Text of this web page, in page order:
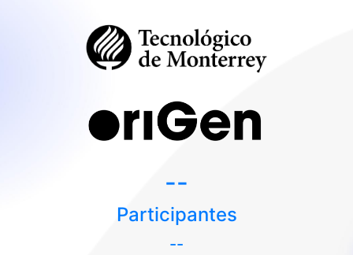
--
Participantes
--